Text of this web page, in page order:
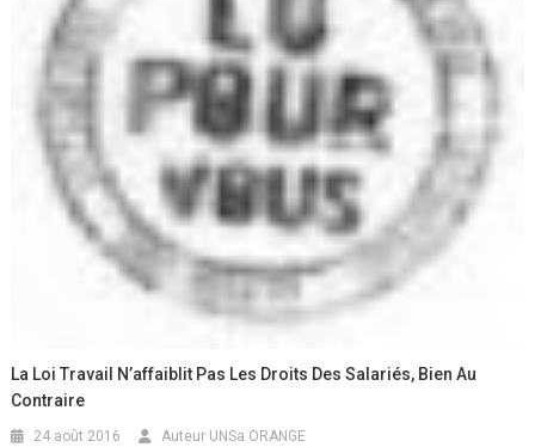
La Loi Travail N’affaiblit Pas Les Droits Des Salariés, Bien Au
Contraire
24 août 2016 Auteur UNSa ORANGE